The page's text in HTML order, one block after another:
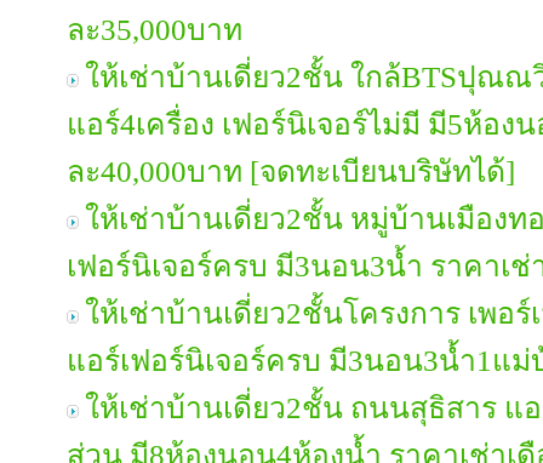
ละ35,000บาท
ให้เช่าบ้านเดี่ยว2ชั้น ใกล้BTSปุณ
แอร์4เครื่อง เฟอร์นิเจอร์ไม่มี มี5ห้อง
ละ40,000บาท [จดทะเบียนบริษัทได้]
ให้เช่าบ้านเดี่ยว2ชั้น หมู่บ้านเมือง
เฟอร์นิเจอร์ครบ มี3นอน3น้ำ ราคาเช่
ให้เช่าบ้านเดี่ยว2ชั้นโครงการ เพอ
แอร์เฟอร์นิเจอร์ครบ มี3นอน3น้ำ1แม่
ให้เช่าบ้านเดี่ยว2ชั้น ถนนสุธิสาร แอ
ส่วน มี8ห้องนอน4ห้องน้ำ ราคาเช่าเ